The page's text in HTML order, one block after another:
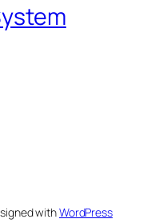
withWordPress